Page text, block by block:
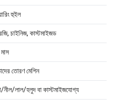
হুইল
চাইনিজ, কাস্টমাইজড
তোরণ মেশিন
নীল/লাল/হলুদ বা কাস্টমাইজযোগ্য